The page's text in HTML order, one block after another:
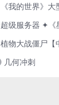
植物大战僵尸【
几何冲刺